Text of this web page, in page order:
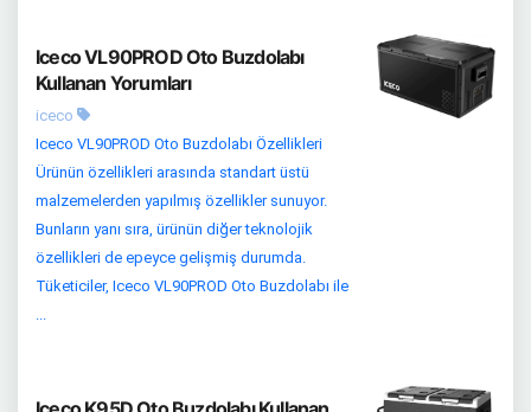
Iceco VL90PROD Oto Buzdolabı
Kullanan Yorumları
iceco
Iceco VL90PROD Oto Buzdolabı Özellikleri
Ürünün özellikleri arasında standart üstü
malzemelerden yapılmış özellikler sunuyor.
Bunların yanı sıra, ürünün diğer teknolojik
özellikleri de epeyce gelişmiş durumda.
Tüketiciler, Iceco VL90PROD Oto Buzdolabı ile
...